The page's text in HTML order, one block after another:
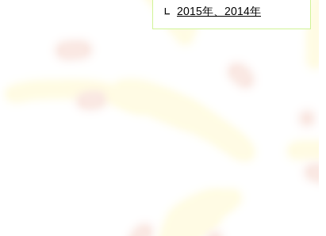
2015年、2014年